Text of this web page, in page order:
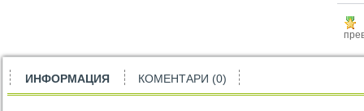
ИНФОРМАЦИЯ КОМЕНТАРИ (0)